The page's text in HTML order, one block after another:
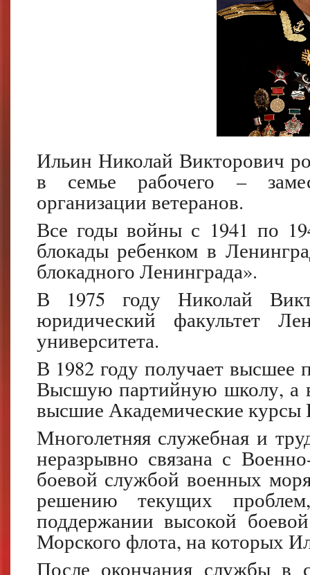
Ильин Николай Викторович
в семье рабочего –
организации ветеранов.
Все годы войны с 1941 по
блокады ребенком в
блокадного Ленинграда».
В 1975 году Николай
юридический факультет
университета.
В 1982 году получает высшее
Высшую партийную школу, а
высшие Академические
Многолетняя служебная и
неразрывно связана с
боевой службой военных
решению текущих
поддержании высокой
Морского флота, на которых
После окончания службы в